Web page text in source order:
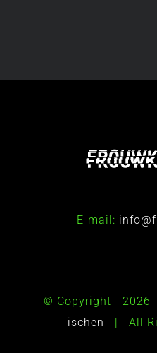
E-mail:
© Copyright - 2026
ischen
| All